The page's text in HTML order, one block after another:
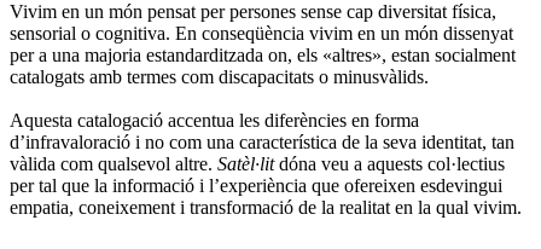
Vivim en un món pensat per persones sense cap diversitat física,
sensorial o cognitiva. En conseqüència vivim en un món dissenyat
per a una majoria estandarditzada on, els «altres», estan socialment
catalogats amb termes com discapacitats o minusvàlids.
Aquesta catalogació accentua les diferències en forma
d’infravaloració i no com una característica de la seva identitat, tan
vàlida com qualsevol altre. Satèl·litdóna veu a aquests col·lectius
per tal que la informació i l’experiència que ofereixen esdevingui
empatia, coneixement i transformació de la realitat en la qual vivim.